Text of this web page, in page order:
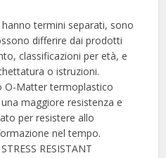
termini separati, sono
differire dai prodotti
classificazioni per età, e
o istruzioni.
O-Matter termoplastico
maggiore resistenza e
per resistere allo
nel tempo.
RESISTANT